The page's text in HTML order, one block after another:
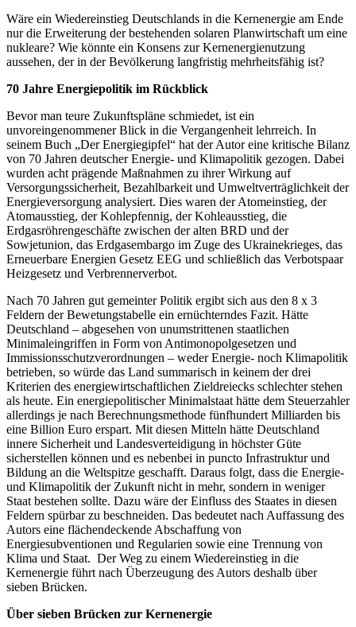
Wäre ein Wiedereinstieg Deutschlands in die Kernenergie am Ende
nur die Erweiterung der bestehenden solaren Planwirtschaft um eine
nukleare? Wie könnte ein Konsens zur Kernenergienutzung
aussehen, der in der Bevölkerung langfristig mehrheitsfähig ist?
70 Jahre Energiepolitik im Rückblick
Bevor man teure Zukunftspläne schmiedet, ist ein
unvoreingenommener Blick in die Vergangenheit lehrreich. In
seinem Buch „Der Energiegipfel“ hat der Autor eine kritische Bilanz
von 70 Jahren deutscher Energie- und Klimapolitik gezogen. Dabei
wurden acht prägende Maßnahmen zu ihrer Wirkung auf
Versorgungssicherheit, Bezahlbarkeit und Umweltverträglichkeit der
Energieversorgung analysiert. Dies waren der Atomeinstieg, der
Atomausstieg, der Kohlepfennig, der Kohleausstieg, die
Erdgasröhrengeschäfte zwischen der alten BRD und der
Sowjetunion, das Erdgasembargo im Zuge des Ukrainekrieges, das
Erneuerbare Energien Gesetz EEG und schließlich das Verbotspaar
Heizgesetz und Verbrennerverbot.
Nach 70 Jahren gut gemeinter Politik ergibt sich aus den 8 x 3
Feldern der Bewetungstabelle ein ernüchterndes Fazit. Hätte
Deutschland – abgesehen von unumstrittenen staatlichen
Minimaleingriffen in Form von Antimonopolgesetzen und
Immissionsschutzverordnungen – weder Energie- noch Klimapolitik
betrieben, so würde das Land summarisch in keinem der drei
Kriterien des energiewirtschaftlichen Zieldreiecks schlechter stehen
als heute. Ein energiepolitischer Minimalstaat hätte dem Steuerzahler
allerdings je nach Berechnungsmethode fünfhundert Milliarden bis
eine Billion Euro erspart. Mit diesen Mitteln hätte Deutschland
innere Sicherheit und Landesverteidigung in höchster Güte
sicherstellen können und es nebenbei in puncto Infrastruktur und
Bildung an die Weltspitze geschafft. Daraus folgt, dass die Energie-
und Klimapolitik der Zukunft nicht in mehr, sondern in weniger
Staat bestehen sollte. Dazu wäre der Einfluss des Staates in diesen
Feldern spürbar zu beschneiden. Das bedeutet nach Auffassung des
Autors eine flächendeckende Abschaffung von
Energiesubventionen und Regularien sowie eine Trennung von
Klima und Staat. Der Weg zu einem Wiedereinstieg in die
Kernenergie führt nach Überzeugung des Autors deshalb über
sieben Brücken.
Über sieben Brücken zur Kernenergie